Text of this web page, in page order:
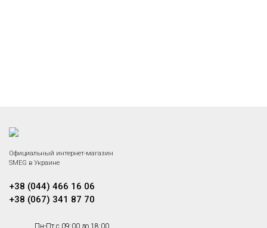
Официальный интернет-магазин
SMEG в Украине
+38 (044) 466 16 06
+38 (067) 341 87 70
Пн-Пт с 09:00 до 18:00